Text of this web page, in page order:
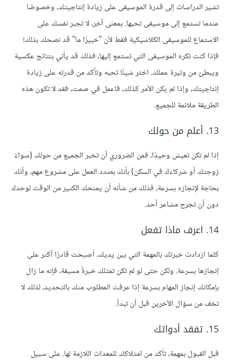
تشير الدراسات إلى قدرة الموسيقى على زيادة إنتاجيتك، وخصوصًا
عندما تستمع إلى موسيقى تحبها. بمعنى آخر، لا تجبر نفسك على
الاستماع للموسيقى الكلاسيكية فقط لأن "خبيرًا ما" قد نصحك بذلك!
فإذا كنت تكره الموسيقى التي تستمع إليها، فذلك قد يأتي بنتائج عكسية
ويبطئ من وتيرة عملك. اختر شيئًا تحبه وتأكد من قدرته على زيادة
إنتاجيتك، وإذا لم يكن الأمر كذلك، فاعمل في صمت، فقد لا تكون هذه
الطريقة ملائمة للجميع.
13. أعلم من حولك
إذا لم تكن تعيش وحيدًا، فمن الضروري أن تخبر الجميع من حولك (سواءً
زوجتك أو شركاءك في السكن) بأنك بصدد العمل على مشروع مهم، وأنك
بحاجة لإنجازه بسرعة، فذلك من شأنه أن يمنحك الكثير من الوقت لوحدك
دون أن تجرح مشاعر أحد.
14. اعرف ماذا تفعل
كلما ازدادت خبرتك بالمهمة التي بين يديك، أصبحت قادرًا أكثر على
إنجازها بسرعة. ولكن حتى لو لم تكن تمتلك خبرةً مسبقة، فإنه ما زال
بإمكانك إنجاز المهام بسرعة إذا عرفت المطلوب منك بالتحديد، لذلك لا
تخف من سؤال الآخرين قبل أن تبدأ.
15. تفقد أدواتك
قبل القبول بمهمة، تأكد من امتلاكك للمعدات اللازمة لها. على سبيل